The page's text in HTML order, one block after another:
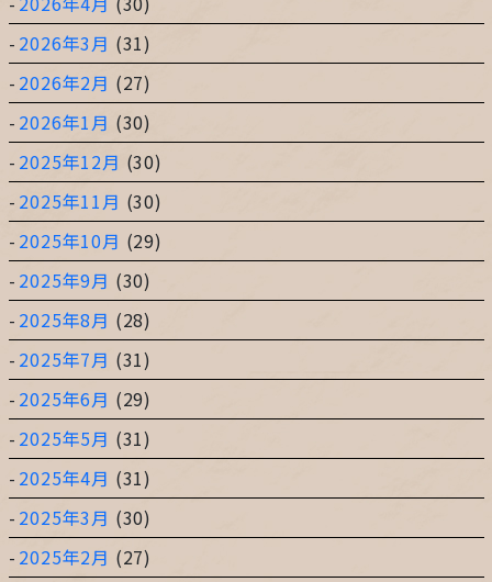
2026年3月 (31)
2026年2月 (27)
2026年1月 (30)
2025年12月 (30)
2025年11月 (30)
2025年10月 (29)
2025年9月 (30)
2025年8月 (28)
2025年7月 (31)
2025年6月 (29)
2025年5月 (31)
2025年4月 (31)
2025年3月 (30)
2025年2月 (27)